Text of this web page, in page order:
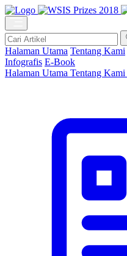
Halaman Utama Tentang Kami
Infografis E-Book
Halaman Utama Tentang Kami